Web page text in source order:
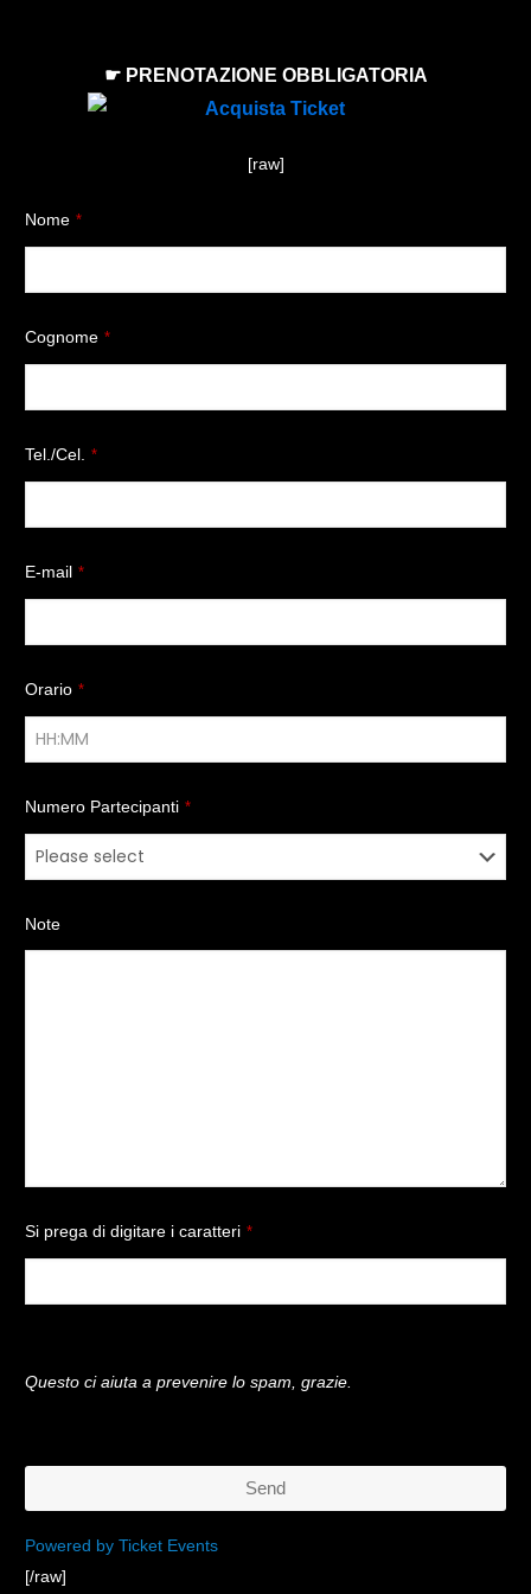
☛ PRENOTAZIONE OBBLIGATORIA
[raw]
Nome *
Cognome *
Tel./Cel. *
E-mail *
Orario *
Numero Partecipanti *
Note
Si prega di digitare i caratteri *
Questo ci aiuta a prevenire lo spam, grazie.
Send
This
field
Powered by Ticket Events
[/raw]